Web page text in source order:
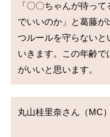
「〇〇ちゃんが待っ
でいいのか」と葛藤
つルールを守らないと
いきます。この年齢で
丸山桂里奈さん（MC）